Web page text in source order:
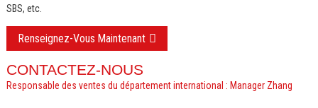
SBS, etc.
Renseignez-Vous Maintenant
CONTACTEZ-NOUS
Responsable des ventes du département international : Manager Zhang